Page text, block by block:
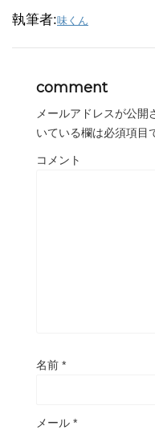
執筆者:味くん
comment
メールアドレスが公開
いている欄は必須項目
コメント
名前 *
メール *